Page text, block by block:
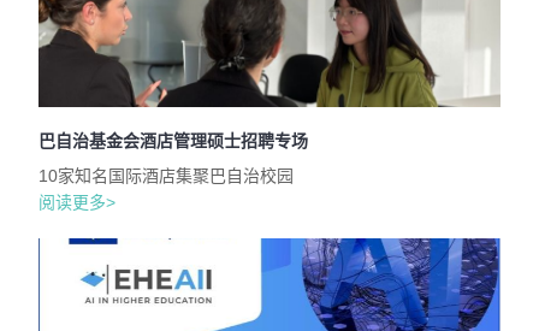
巴自治基金会酒店管理硕士招聘专场
10家知名国际酒店集聚巴自治校园
阅读更多>